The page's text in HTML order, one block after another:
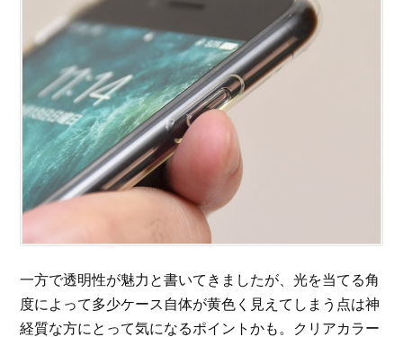
一方で透明性が魅力と書いてきましたが、光を当てる角
度によって多少ケース自体が黄色く見えてしまう点は神
経質な方にとって気になるポイントかも。クリアカラー